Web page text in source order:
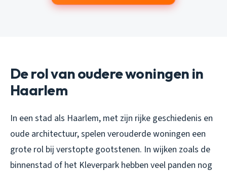
De rol van oudere woningen in
Haarlem
In een stad als Haarlem, met zijn rijke geschiedenis en
oude architectuur, spelen verouderde woningen een
grote rol bij verstopte gootstenen. In wijken zoals de
binnenstad of het Kleverpark hebben veel panden nog